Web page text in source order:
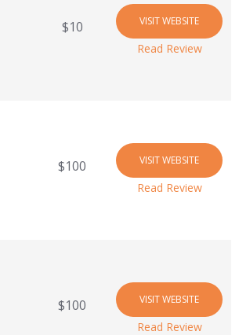
$10 VISIT WEBSITE
Read Review
$100 VISIT WEBSITE
Read Review
$100 VISIT WEBSITE
Read Review